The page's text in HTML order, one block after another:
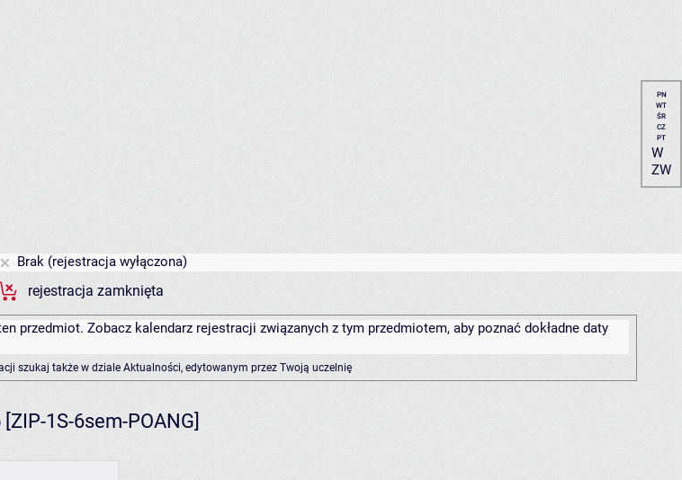
PN
WT
ŚR
CZ
PT
W
ZW
Brak (rejestracja wyłączona)
rejestracja zamknięta
przedmiot. Zobacz kalendarz rejestracji związanych z tym przedmiotem, aby poznać dokładne daty
szukaj także w dziale Aktualności, edytowanym przez Twoją uczelnię
1S-6sem-POANG]